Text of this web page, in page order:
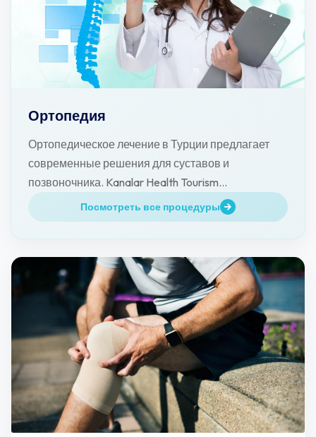
Ортопедия
Ортопедическое лечение в Турции предлагает
современные решения для суставов и
позвоночника. Kanalar Health Tourism
сопровождает пациентов.
Посмотреть все процедуры